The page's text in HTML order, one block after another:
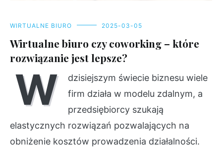
WIRTUALNE BIURO 2025-03-05
Wirtualne biuro czy coworking – które
rozwiązanie jest lepsze?
W
dzisiejszym świecie biznesu wiele
firm działa w modelu zdalnym, a
przedsiębiorcy szukają
elastycznych rozwiązań pozwalających na
obniżenie kosztów prowadzenia działalności.